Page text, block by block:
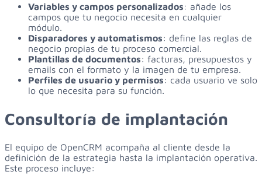
Variables y campos personalizados: añade los
campos que tu negocio necesita en cualquier
módulo.
Disparadores y automatismos: define las reglas de
negocio propias de tu proceso comercial.
Plantillas de documentos: facturas, presupuestos y
emails con el formato y la imagen de tu empresa.
Perfiles de usuario y permisos: cada usuario ve solo
lo que necesita para su función.
Consultoría de implantación
El equipo de OpenCRM acompaña al cliente desde la
definición de la estrategia hasta la implantación operativa.
Este proceso incluye: